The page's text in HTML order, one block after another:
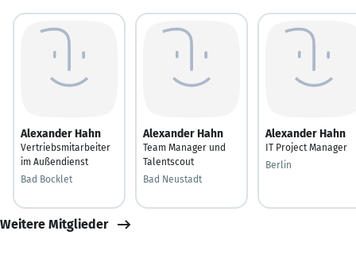
Alexander Hahn
Vertriebsmitarbeiter
im Außendienst
Bad Bocklet
Alexander Hahn
Team Manager und
Talentscout
Bad Neustadt
Alexander Hahn
IT Project Manager
Berlin
Weitere Mitglieder